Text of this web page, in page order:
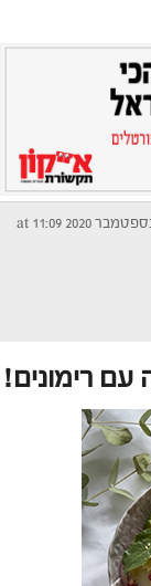
רימונים!